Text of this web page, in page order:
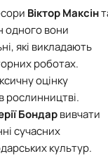
Віктор Максін
одного вони
які викладають
роботах.
оцінку
рослинництві.
Бондарвивчати
сучасних
культур.